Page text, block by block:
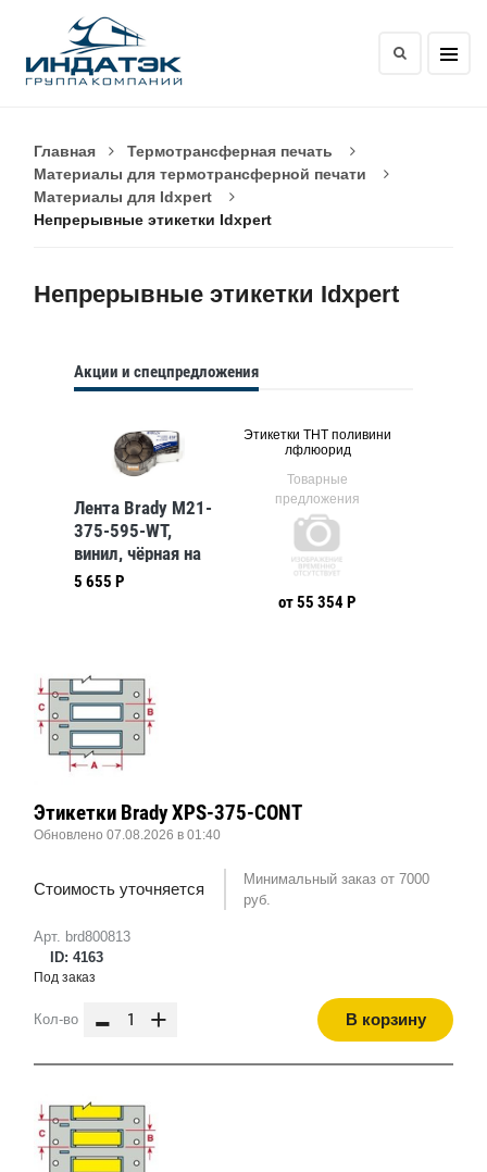
Главная
Термотрансферная печать
Материалы для термотрансферной печати
Материалы для Idxpert
Непрерывные этикетки Idxpert
Непрерывные этикетки Idxpert
Акции и спецпредложения
Лента Brady M21-
375-595-WT,
винил, чёрная на
белом, 9,53
5 655 Р
Этикетки THT поливини
лфлюорид
Товарные
предложения
от 55 354 Р
Арт. brd800813
ID: 4163
Этикетки Brady XPS-375-CONT
Обновлено 07.08.2026 в 01:40
Стоимость уточняется
Минимальный заказ от 7000
руб.
Под заказ
Кол-во - + В корзину